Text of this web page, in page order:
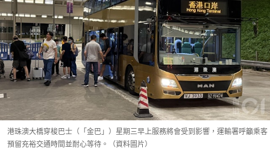
港珠澳大橋穿梭巴士（「金巴」）星期三早上服務將會受到影響，運輸署呼籲乘客
預留充裕交通時間並耐心等待。（資料圖片）